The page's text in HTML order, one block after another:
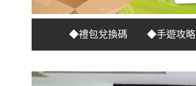
家
No.1
◆禮包兌換碼 ◆手遊攻略